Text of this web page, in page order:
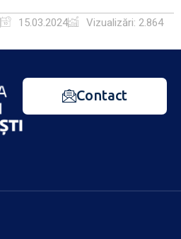
15.03.2024 Vizualizări: 2.864
Contact